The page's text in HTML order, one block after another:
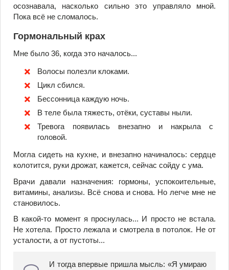
осознавала, насколько сильно это управляло мной.
Пока всё не сломалось.
Гормональный крах
Мне было 36, когда это началось...
Волосы полезли клоками.
Цикл сбился.
Бессонница каждую ночь.
В теле была тяжесть, отёки, суставы ныли.
Тревога появилась внезапно и накрыла с
головой.
Могла сидеть на кухне, и внезапно начиналось: сердце
колотится, руки дрожат, кажется, сейчас сойду с ума.
Врачи давали назначения: гормоны, успокоительные,
витамины, анализы. Всё снова и снова. Но легче мне не
становилось.
В какой-то момент я проснулась... И просто не встала.
Не хотела. Просто лежала и смотрела в потолок. Не от
усталости, а от пустоты...
И тогда впервые пришла мысль: «Я умираю